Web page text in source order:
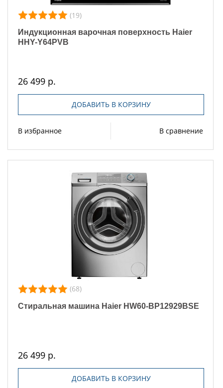
(19)
Индукционная варочная поверхность Haier
HHY-Y64PVB
26 499 р.
ДОБАВИТЬ В КОРЗИНУ
В избранное В сравнение
(68)
Стиральная машина Haier HW60-BP12929BSE
26 499 р.
ДОБАВИТЬ В КОРЗИНУ